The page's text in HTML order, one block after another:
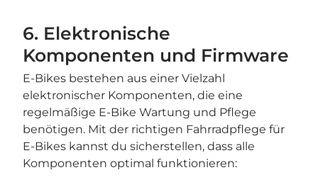
6. Elektronische
Komponenten und Firmware
E-Bikes bestehen aus einer Vielzahl
elektronischer Komponenten, die eine
regelmäßige E-Bike Wartung und Pflege
benötigen. Mit der richtigen Fahrradpflege für
E-Bikes kannst du sicherstellen, dass alle
Komponenten optimal funktionieren: